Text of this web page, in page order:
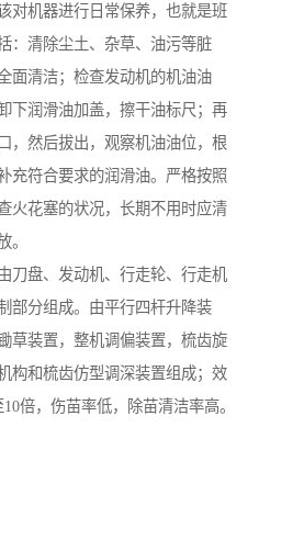
对机器进行日常保养，也就是班
：清除尘土、杂草、油污等脏
面清洁；检查发动机的机油油
下润滑油加盖，擦干油标尺；再
，然后拔出，观察机油油位，根
充符合要求的润滑油。严格按照
火花塞的状况，长期不用时应清
。
刀盘、发动机、行走轮、行走机
部分组成。由平行四杆升降装
草装置，整机调偏装置，梳齿旋
构和梳齿仿型调深装置组成；效
倍，伤苗率低，除苗清洁率高。